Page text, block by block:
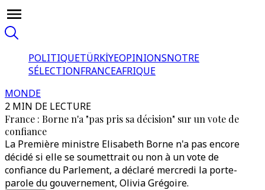
POLITIQUETÜRKİYEOPINIONSNOTRE
SÉLECTIONFRANCEAFRIQUE
MONDE
2 MIN DE LECTURE
France : Borne n'a "pas pris sa décision" sur un vote de
confiance
La Première ministre Elisabeth Borne n'a pas encore
décidé si elle se soumettrait ou non à un vote de
confiance du Parlement, a déclaré mercredi la porte-
parole du gouvernement, Olivia Grégoire.